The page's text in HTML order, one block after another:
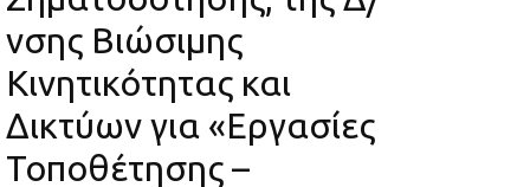
νσης Βιώσιμης
Κινητικότητας και
Δικτύων για «Εργασίες
Τοποθέτησης –